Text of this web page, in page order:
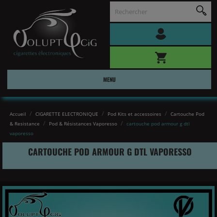
MENU
Accueil CIGARETTE ELECTRONIQUE Pod Kits et accessoires
Cartouche Pod
& Resistance
Pod & Résistances Vaporesso
cartouche pod armour g dtl
vaporesso
CARTOUCHE POD ARMOUR G DTL VAPORESSO